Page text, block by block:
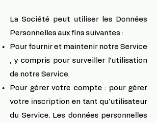
La Société peut utiliser les Données
Personnelles aux fins suivantes :
Pour fournir et maintenir notre Service
, y compris pour surveiller l’utilisation
de notre Service.
Pour gérer votre compte : pour gérer
votre inscription en tant qu'utilisateur
du Service. Les données personnelles